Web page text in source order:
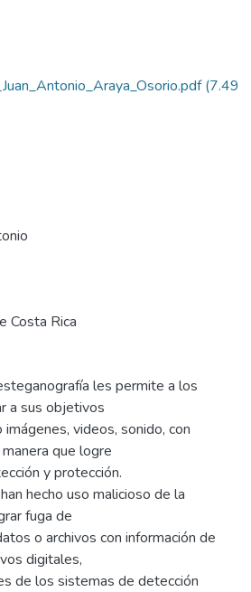
(7.49
Costa Rica
les permite a los
a sus objetivos
videos, sonido, con
que logre
y protección.
hecho uso malicioso de la
fuga de
o archivos con información de
digitales,
de los sistemas de detección